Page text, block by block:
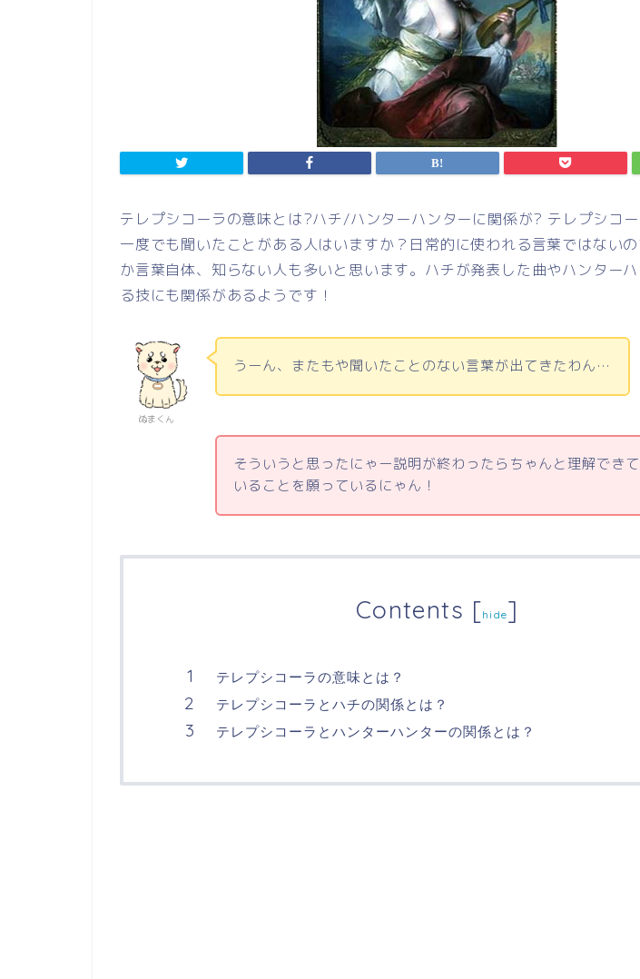
テレプシコーラの意味とは?ハチ/ハンターハンターに関係が? テレプシコ
一度でも聞いたことがある人はいますか？日常的に使われる言葉ではない
か言葉自体、知らない人も多いと思います。ハチが発表した曲やハンター
る技にも関係があるようです！
ぬまくん
うーん、またもや聞いたことのない言葉が出てきたわん…
そういうと思ったにゃー説明が終わったらちゃんと理解できて
いることを願っているにゃん！
Contents [hide]
テレプシコーラの意味とは？
テレプシコーラとハチの関係とは？
テレプシコーラとハンターハンターの関係とは？